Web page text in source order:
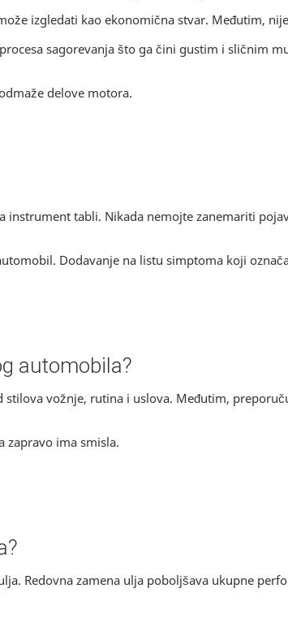
izgledati kao ekonomična stvar. Međutim,
sagorevanja što ga čini gustim i sličnim
delove motora.
tabli. Nikada nemojte zanemariti
Dodavanje na listu simptoma koji
automobila?
vožnje, rutina i uslova. Međutim,
zapravo ima smisla.
Redovna zamena ulja poboljšava ukupne